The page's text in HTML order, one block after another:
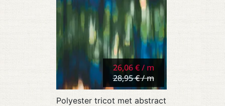
26,06 € / m
28,95 € / m
Polyester tricot met abstract